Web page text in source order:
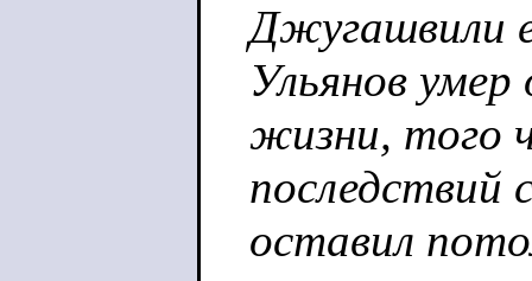
Джугашвили
Ульянов
жизни, того
последствий
оставил